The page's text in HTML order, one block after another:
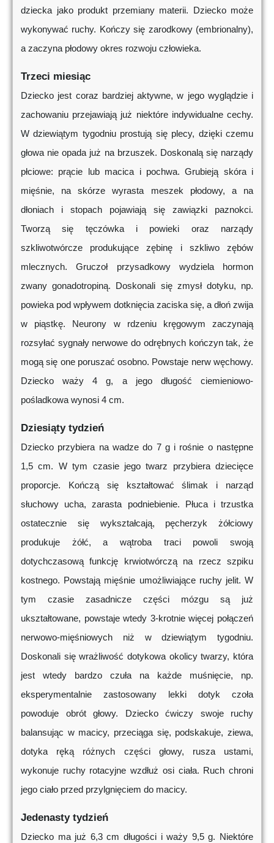
dziecka jako produkt przemiany materii. Dziecko może
wykonywać ruchy. Kończy się zarodkowy (embrionalny),
a zaczyna płodowy okres rozwoju człowieka.
Trzeci miesiąc
Dziecko jest coraz bardziej aktywne, w jego wyglądzie i
zachowaniu przejawiają już niektóre indywidualne cechy.
W dziewiątym tygodniu prostują się plecy, dzięki czemu
głowa nie opada już na brzuszek. Doskonalą się narządy
płciowe: prącie lub macica i pochwa. Grubieją skóra i
mięśnie, na skórze wyrasta meszek płodowy, a na
dłoniach i stopach pojawiają się zawiązki paznokci.
Tworzą się tęczówka i powieki oraz narządy
szkliwotwórcze produkujące zębinę i szkliwo zębów
mlecznych. Gruczoł przysadkowy wydziela hormon
zwany gonadotropiną. Doskonali się zmysł dotyku, np.
powieka pod wpływem dotknięcia zaciska się, a dłoń zwija
w piąstkę. Neurony w rdzeniu kręgowym zaczynają
rozsyłać sygnały nerwowe do odrębnych kończyn tak, że
mogą się one poruszać osobno. Powstaje nerw węchowy.
Dziecko waży 4 g, a jego długość ciemieniowo-
pośladkowa wynosi 4 cm.
Dziesiąty tydzień
Dziecko przybiera na wadze do 7 g i rośnie o następne
1,5 cm. W tym czasie jego twarz przybiera dziecięce
proporcje. Kończą się kształtować ślimak i narząd
słuchowy ucha, zarasta podniebienie. Płuca i trzustka
ostatecznie się wykształcają, pęcherzyk żółciowy
produkuje żółć, a wątroba traci powoli swoją
dotychczasową funkcję krwiotwórczą na rzecz szpiku
kostnego. Powstają mięśnie umożliwiające ruchy jelit. W
tym czasie zasadnicze części mózgu są już
ukształtowane, powstaje wtedy 3-krotnie więcej połączeń
nerwowo-mięśniowych niż w dziewiątym tygodniu.
Doskonali się wrażliwość dotykowa okolicy twarzy, która
jest wtedy bardzo czuła na każde muśnięcie, np.
eksperymentalnie zastosowany lekki dotyk czoła
powoduje obrót głowy. Dziecko ćwiczy swoje ruchy
balansując w macicy, przeciąga się, podskakuje, ziewa,
dotyka ręką różnych części głowy, rusza ustami,
wykonuje ruchy rotacyjne wzdłuż osi ciała. Ruch chroni
jego ciało przed przylgnięciem do macicy.
Jedenasty tydzień
Dziecko ma już 6,3 cm długości i waży 9,5 g. Niektóre